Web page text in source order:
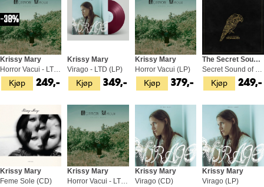
Kjøp
38%
Krissy Mary
Horror Vacui - LTD SIGNERT (LP)
249,- Kjøp
Krissy Mary
Virago - LTD (LP)
349,- Kjøp
Krissy Mary
Horror Vacui (LP)
379,- Kjøp
The Secret Sound Of Dreamwalkers
Secret Sound of Dreamwalkers (LP-LTD)
249,-
Krissy Mary
Feme Sole (CD)
Krissy Mary
Krissy Mary
Virago (CD)
Krissy Mary
Virago (LP)